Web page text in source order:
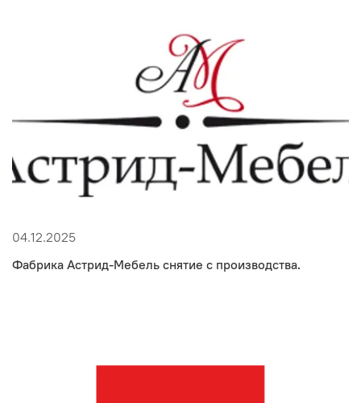
04.12.2025
Фабрика Астрид-Мебель снятие с производства.